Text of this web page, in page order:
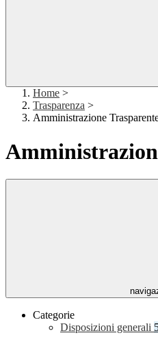
Home >
Trasparenza >
Amministrazione
Categorie
Disposizioni generali